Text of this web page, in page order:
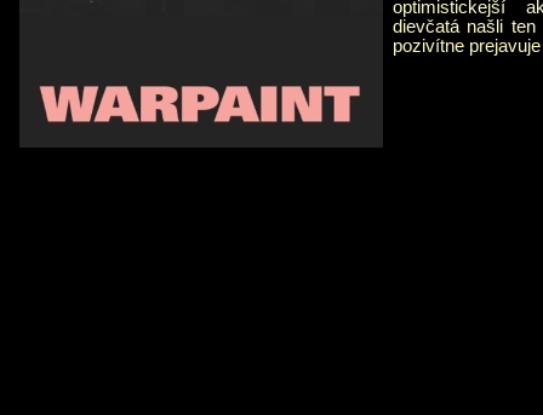
optimistickejší
dievčatá našli
pozivítne